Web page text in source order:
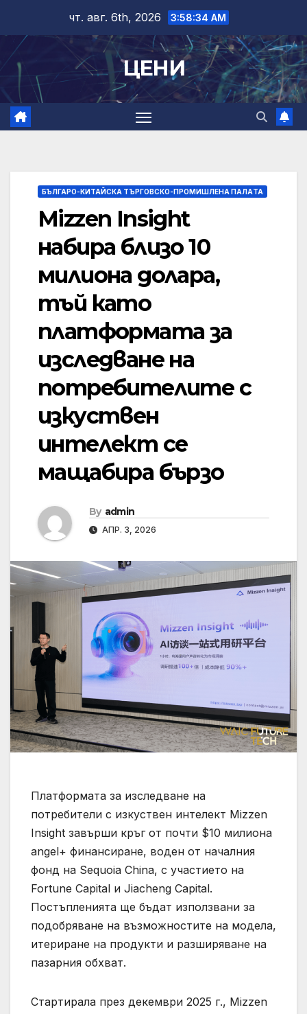
content
чт. авг. 6th, 2026 3:58:35 AM
ЦЕНИ
БЪЛГАРО-КИТАЙСКА ТЪРГОВСКО-ПРОМИШЛЕНА ПАЛAТА
Mizzen Insight
набира близо 10
милиона долара,
тъй като
платформата за
изследване на
потребителите с
изкуствен
интелект се
мащабира бързо
By admin
АПР. 3, 2026
Платформата за изследване на
потребители с изкуствен интелект Mizzen
Insight завърши кръг от почти $10 милиона
angel+ финансиране, воден от началния
фонд на Sequoia China, с участието на
Fortune Capital и Jiacheng Capital.
Постъпленията ще бъдат използвани за
подобряване на възможностите на модела,
итериране на продукти и разширяване на
пазарния обхват.
Стартирала през декември 2025 г., Mizzen